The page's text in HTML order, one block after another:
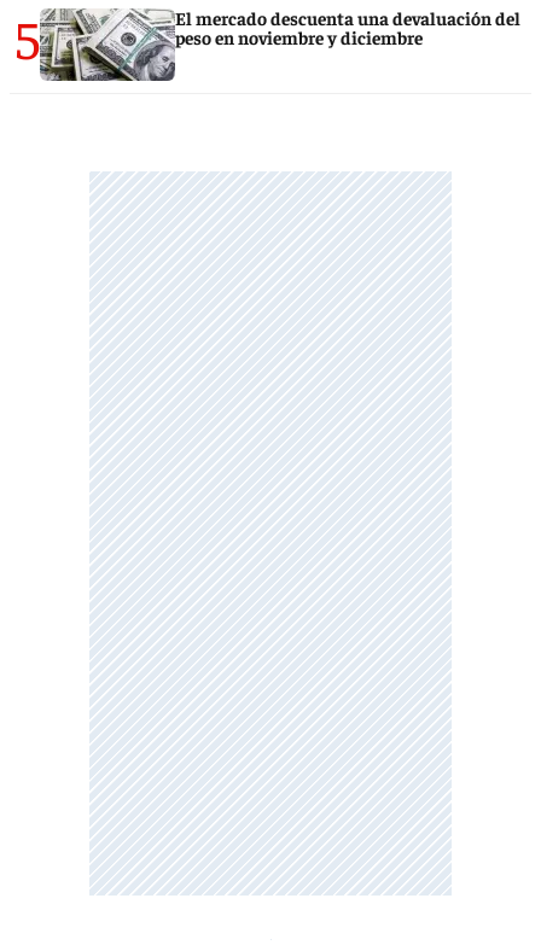
5
El mercado descuenta una devaluación del
peso en noviembre y diciembre